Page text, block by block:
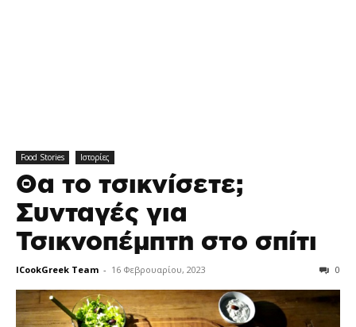
Food Stories Ιστορίες
Θα το τσικνίσετε;
Συνταγές για
Τσικνοπέμπτη στο σπίτι
ICookGreek Team - 16 Φεβρουαρίου, 2023 0